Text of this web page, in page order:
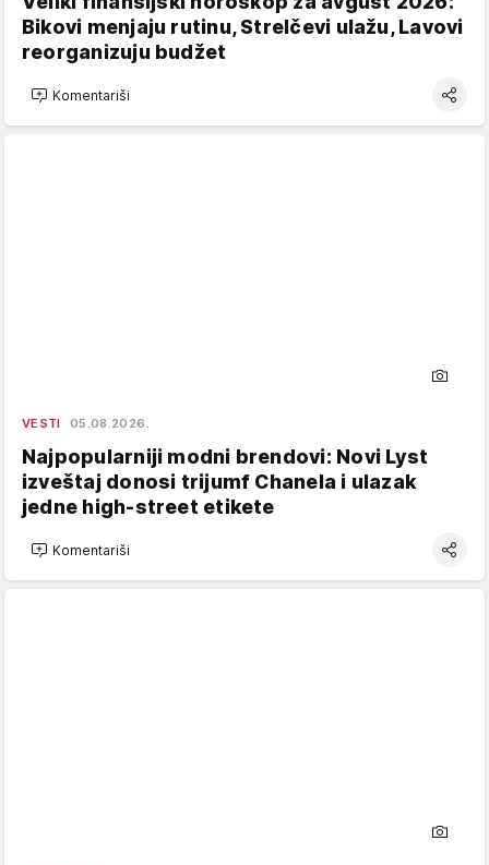
Bikovi menjaju rutinu, Strelčevi ulažu, Lavovi
reorganizuju budžet
Komentariši
VESTI 05.08.2026.
Najpopularniji modni brendovi: Novi Lyst
izveštaj donosi trijumf Chanela i ulazak
jedne high-street etikete
Komentariši